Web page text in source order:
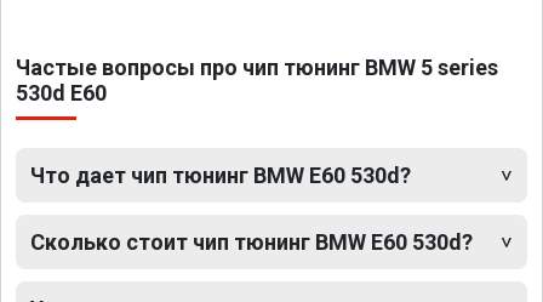
Частые вопросы про чип тюнинг BMW 5 series
530d E60
Что дает чип тюнинг BMW E60 530d?
Сколько стоит чип тюнинг BMW E60 530d?